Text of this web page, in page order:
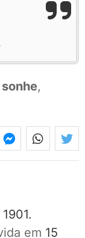
sonhe,
em 15